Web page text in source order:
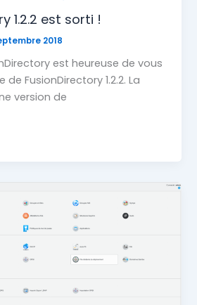
1.2.2 est sorti !
2018
est heureuse de vous
FusionDirectory 1.2.2. La
version de